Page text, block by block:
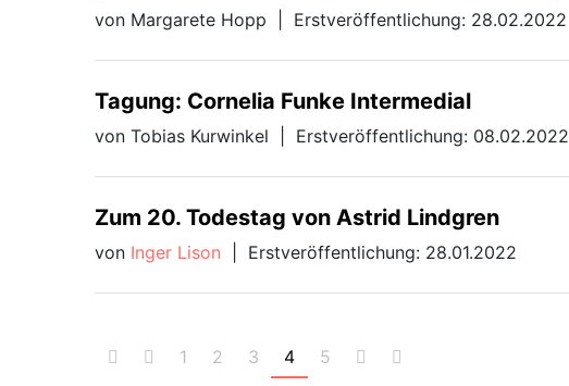
von Margarete Hopp Erstveröffentlichung: 28.02.2022
Tagung: Cornelia Funke Intermedial
von Tobias Kurwinkel Erstveröffentlichung: 08.02.2022
Zum 20. Todestag von Astrid Lindgren
von Inger Lison Erstveröffentlichung: 28.01.2022
1 2 3 4 5